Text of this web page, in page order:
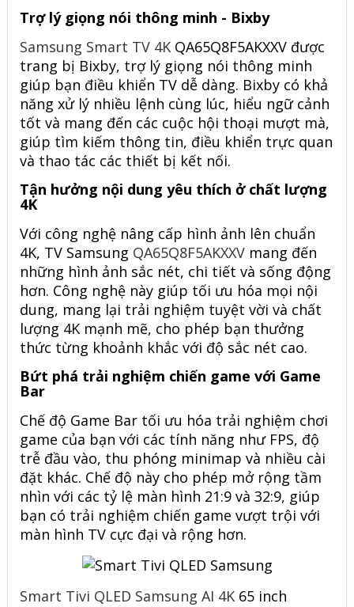
Trợ lý giọng nói thông minh - Bixby
Samsung Smart TV 4K QA65Q8F5AKXXV được
trang bị Bixby, trợ lý giọng nói thông minh
giúp bạn điều khiển TV dễ dàng. Bixby có khả
năng xử lý nhiều lệnh cùng lúc, hiểu ngữ cảnh
tốt và mang đến các cuộc hội thoại mượt mà,
giúp tìm kiếm thông tin, điều khiển trực quan
và thao tác các thiết bị kết nối.
Tận hưởng nội dung yêu thích ở chất lượng
4K
Với công nghệ nâng cấp hình ảnh lên chuẩn
4K, TV Samsung QA65Q8F5AKXXV mang đến
những hình ảnh sắc nét, chi tiết và sống động
hơn. Công nghệ này giúp tối ưu hóa mọi nội
dung, mang lại trải nghiệm tuyệt vời và chất
lượng 4K mạnh mẽ, cho phép bạn thưởng
thức từng khoảnh khắc với độ sắc nét cao.
Bứt phá trải nghiệm chiến game với Game
Bar
Chế độ Game Bar tối ưu hóa trải nghiệm chơi
game của bạn với các tính năng như FPS, độ
trễ đầu vào, thu phóng minimap và nhiều cài
đặt khác. Chế độ này cho phép mở rộng tầm
nhìn với các tỷ lệ màn hình 21:9 và 32:9, giúp
bạn có trải nghiệm chiến game vượt trội với
màn hình TV cực đại và rộng hơn.
Smart Tivi QLED Samsung AI 4K 65 inch